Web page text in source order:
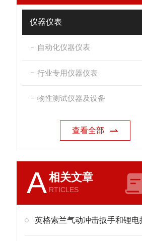
仪器仪表
自动化仪器仪表
行业专用仪器仪表
物性测试仪器及设备
查看全部
A相关文章
RTICLES
英格索兰气动冲击扳手和锂电